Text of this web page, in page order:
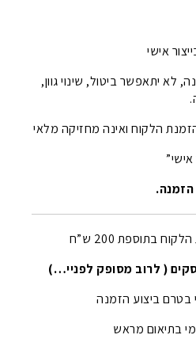
אישי
לא יתאפשר ביטול, שינוי גוון,
הלקוח ואינה מחזיקה מלאי
בתוספת 200 ש”ח
בטרם ביצוע הזמנה
בתיאום מראש